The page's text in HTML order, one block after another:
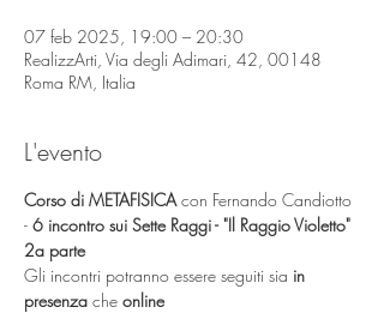
07 feb 2025, 19:00 – 20:30
RealizzArti, Via degli Adimari, 42, 00148
Roma RM, Italia
L'evento
Corso di METAFISICA con Fernando Candiotto
- 6 incontro sui Sette Raggi - "Il Raggio Violetto"
2a parte
Gli incontri potranno essere seguiti sia in
presenza che online